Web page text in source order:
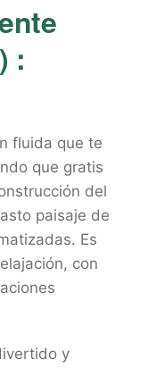
:
fluida que te
que gratis
del
paisaje de
Es
con
y